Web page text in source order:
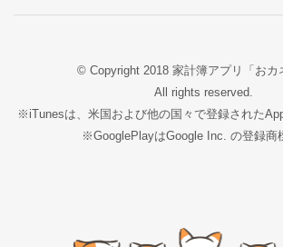
© Copyright 2018 家計簿アプリ「おカ
All rights reserved.
※iTunesは、米国および他の国々で登録された
※GooglePlayはGoogle Inc. の登録商